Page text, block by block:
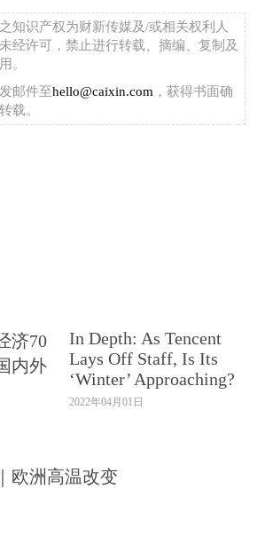
知识产权为财新传媒及/或相关权利人
经许可，禁止进行转载、摘编、复制及
。
邮件至hello@caixin.com ，获得书面确
载。
济70
内外
In Depth: As Tencent
Lays Off Staff, Is Its
‘Winter’ Approaching?
2022年04月01日
欧洲高温改变